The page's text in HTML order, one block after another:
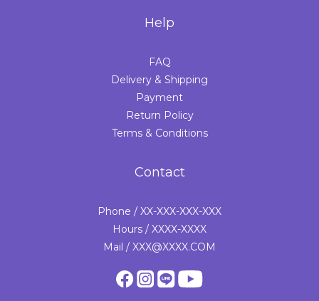
Help
FAQ
Delivery & Shipping
Payment
Return Policy
Terms & Conditions
Contact
Phone / XX-XXX-XXX-XXX
Hours / XXXX-XXXX
Mail / XXX@XXXX.COM